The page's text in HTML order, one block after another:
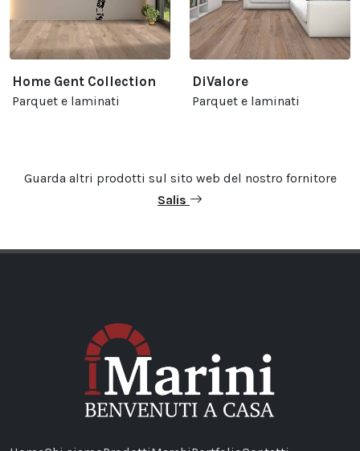
Home Gent Collection
Parquet e laminati
DiValore
Parquet e laminati
Guarda altri prodotti sul sito web del nostro fornitore
Salis